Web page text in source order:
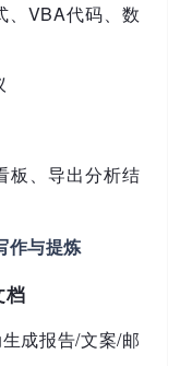
VBA代码、数
、导出分析结
与提炼
档
成报告/文案/邮